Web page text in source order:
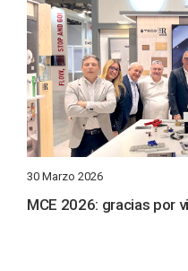
30 Marzo 2026
MCE 2026: gracias por